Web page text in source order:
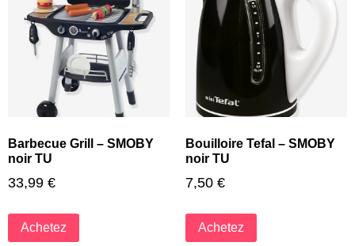
Barbecue Grill – SMOBY
noir TU
33,99 €
Achetez
Bouilloire Tefal – SMOBY
noir TU
7,50 €
Achetez